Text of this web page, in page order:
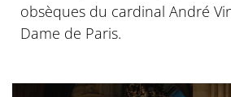
obsèques du cardinal André
Dame de Paris.